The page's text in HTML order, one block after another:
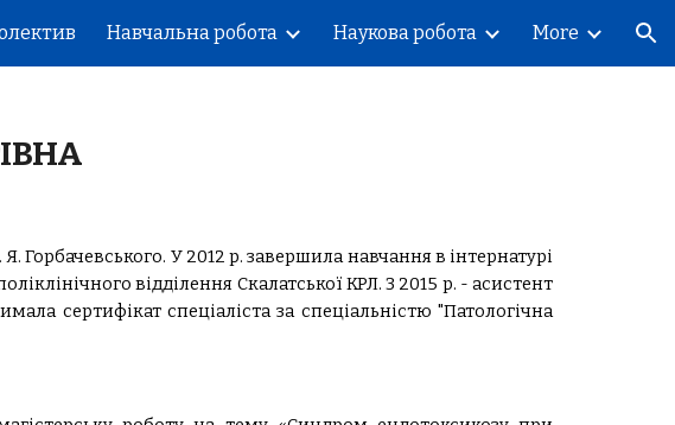
Skip to navigationНавчальна робота Наукова робота More
Горбачевського. У 2012 р. завершила навчання в інтернатурі
відділення Скалатської КРЛ. З 2015 р. - асистент
сертифікат спеціаліста за спеціальністю "Патологічна